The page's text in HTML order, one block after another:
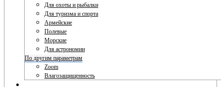
Для охоты и рыбалки
Для туризма и спорта
Армейские
Полевые
Морские
Для астрономии
По другим параметрам
Zoom
Влагозащищенность